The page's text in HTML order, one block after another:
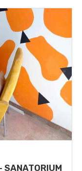
SANATORIUM